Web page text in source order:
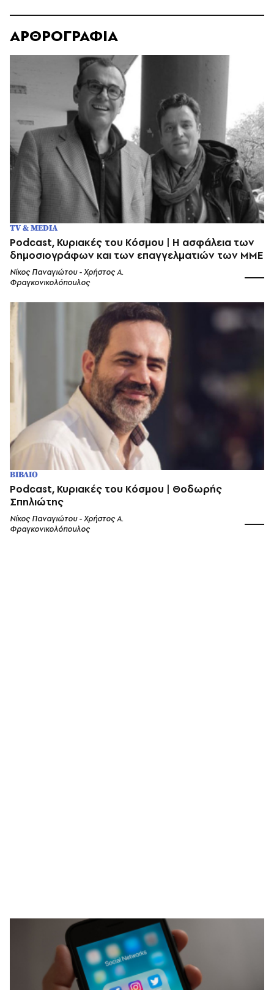
ΑΡΘΡΟΓΡΑΦΙΑ
TV & MEDIA
Podcast, Κυριακές του Κόσμου | Η ασφάλεια των
δημοσιογράφων και των επαγγελματιών των ΜΜΕ
Νίκος Παναγιώτου - Χρήστος Α.
Φραγκονικολόπουλος
ΒΙΒΛΙΟ
Podcast, Κυριακές του Κόσμου | Θοδωρής
Σπηλιώτης
Νίκος Παναγιώτου - Χρήστος Α.
Φραγκονικολόπουλος